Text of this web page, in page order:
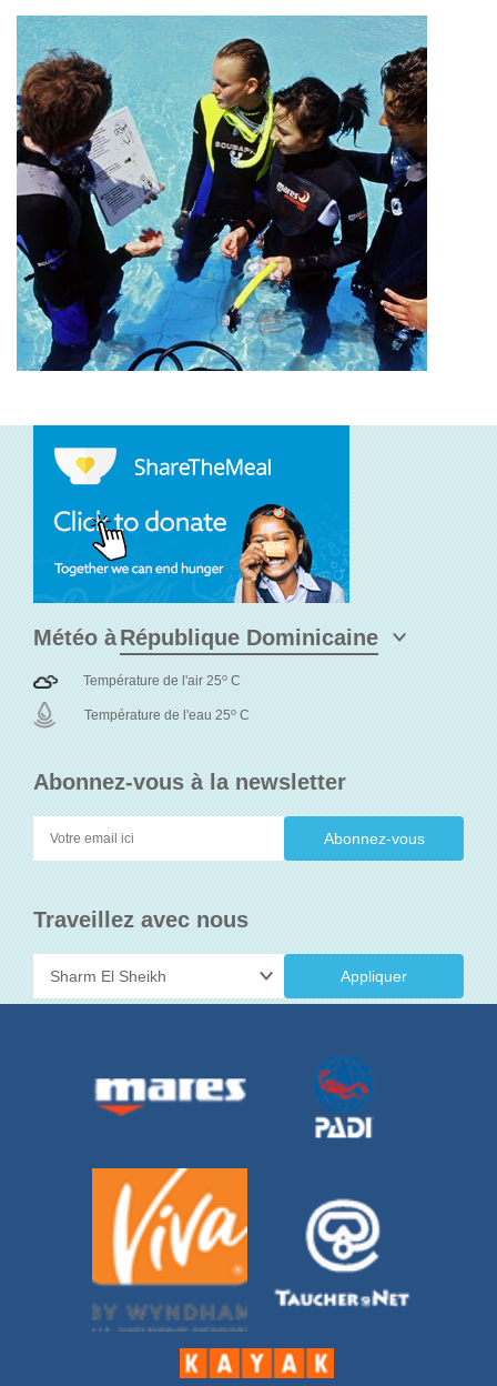
Abonnez-vous à la newsletter
Traveillez avec nous
Appliquer
Météo à
Température de l'air 25o C
Température de l'eau 25o C